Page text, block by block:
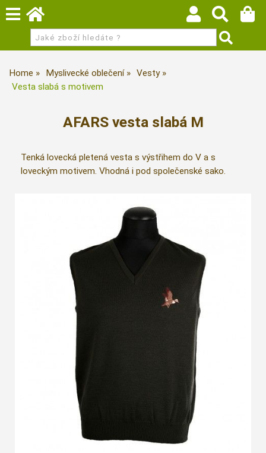
Home Myslivecké oblečení
Vesty
Vesta slabá s motivem
AFARS vesta slabá M
Tenká lovecká pletená vesta s výstřihem do V a s
loveckým motivem. Vhodná i pod společenské sako.